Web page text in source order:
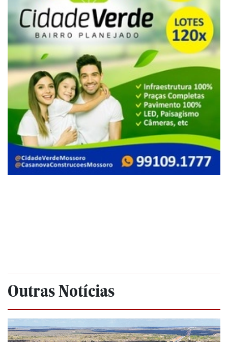
Outras Notícias